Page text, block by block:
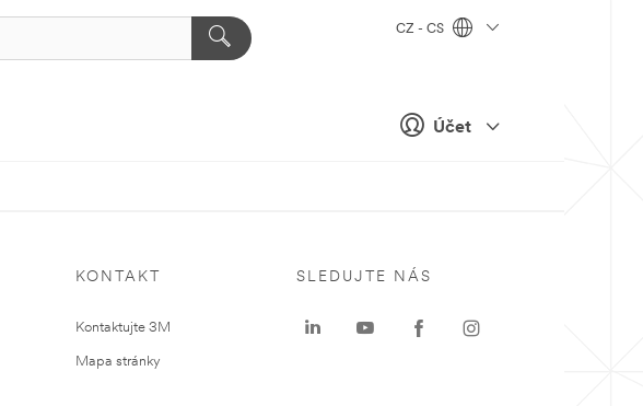
Účet
CZ - CS
KONTAKT
Kontaktujte 3M
Mapa stránky
SLEDUJTE NÁS